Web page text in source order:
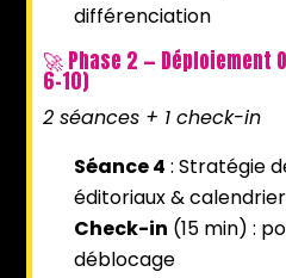
différenciation
🚀 Phase 2 — Déploiement
6-10)
2 séances + 1 check-in
Séance 4 : Stratégie
éditoriaux & calendrier
Check-in (15 min) :
déblocage